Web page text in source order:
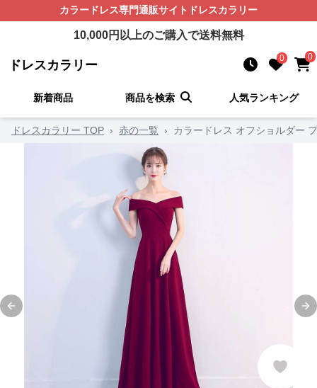
カラードレス専門通販サイト ドレスカラリー
10,000円以上のご購入で送料無料
ドレスカラリー 0 0
新着商品 商品を検索 人気ランキング
ドレスカラリー TOP › 赤の一覧 › カラードレス オフショルダー
Previous slide